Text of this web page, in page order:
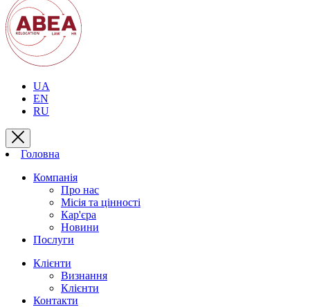
UA
EN
RU
Головна
Компанія
Про нас
Місія та цінності
Кар'єра
Новини
Послуги
Клієнти
Визнання
Клієнти
Контакти